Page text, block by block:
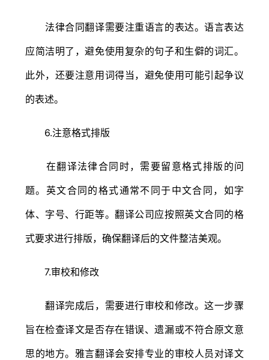
法律合同翻译需要注重语言的表达。语言表达
应简洁明了，避免使用复杂的句子和生僻的词汇。
此外，还要注意用词得当，避免使用可能引起争议
的表述。
6.注意格式排版
在翻译法律合同时，需要留意格式排版的问
题。英文合同的格式通常不同于中文合同，如字
体、字号、行距等。翻译公司应按照英文合同的格
式要求进行排版，确保翻译后的文件整洁美观。
7.审校和修改
翻译完成后，需要进行审校和修改。这一步骤
旨在检查译文是否存在错误、遗漏或不符合原文意
思的地方。雅言翻译会安排专业的审校人员对译文